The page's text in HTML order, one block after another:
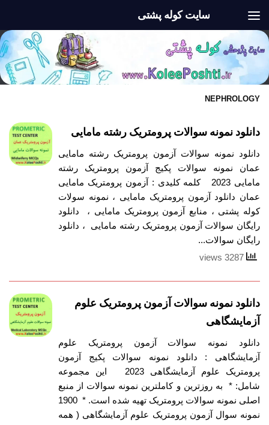
سایت کوله پشتی
NEPHROLOGY
دانلود نمونه سوالات پرومتریک رشته مامایی
دانلود نمونه سوالات آزمون پرومتریک رشته مامایی
عمان نمونه سوالات پکیج آزمون پرومتریک رشته
مامایی 2023 کلمه کلیدی : آزمون پرومتریک مامایی
عمان دانلود آزمون پرومتریک مامایی ، نمونه سولات
کوله پشتی ، منابع آزمون پرومتریک مامایی ، دانلود
رایگان سوالات آزمون پرومتریک رشته مامایی ، دانلود
رایگان سوالات...
دانلود نمونه سوالات آزمون پرومتریک علوم
آزمایشگاهی
دانلود نمونه سوالات آزمون پرومتریک علوم
آزمایشگاهی : دانلود نمونه سوالات پکیج آزمون
پرومتریک علوم آزمایشگاهی 2023 این مجموعه
شامل: * به روزترین و کاملترین نمونه سوالات از منبع
اصلی نمونه سوالات پرومتریک تهیه شده است. * 1900
نمونه سوال آزمون پرومتریک علوم آزمایشگاهی ( همه